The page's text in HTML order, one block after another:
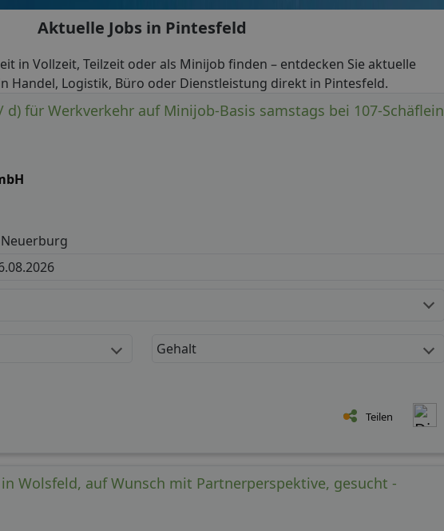
Aktuelle Jobs in Pintesfeld
in Vollzeit, Teilzeit oder als Minijob finden – entdecken Sie aktuelle
Handel, Logistik, Büro oder Dienstleistung direkt in Pintesfeld.
für Werkverkehr auf Minijob-Basis samstags bei 107-Schäflein
Gehalt
Teilen
Wolsfeld, auf Wunsch mit Partnerperspektive, gesucht -